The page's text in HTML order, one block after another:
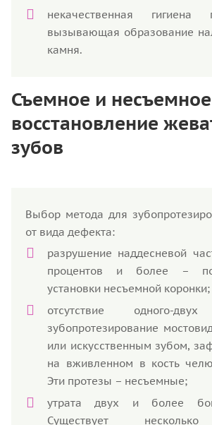
некачественная гигиена
вызывающая образование
камня.
Съемное и несъемное
восстановление
зубов
Выбор метода для
от вида дефекта:
разрушение наддесневой
процентов и более –
установки несъемной коронки;
отсутствие одного-
зубопротезирование
или искусственным зубом,
на вживленном в кость
Эти протезы – несъемные;
утрата двух и более
Существует